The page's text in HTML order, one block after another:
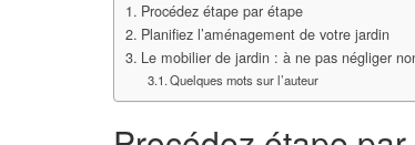
Procédez étape par étape
Planifiez l’aménagement de votre jardin
Le mobilier de jardin : à ne pas négliger
Quelques mots sur l’auteur